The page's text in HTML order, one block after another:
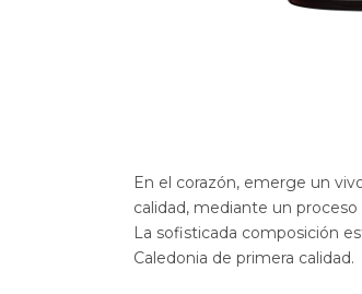
En el corazón, emerge un
calidad, mediante un
La sofisticada composición
Caledonia de primera calidad.